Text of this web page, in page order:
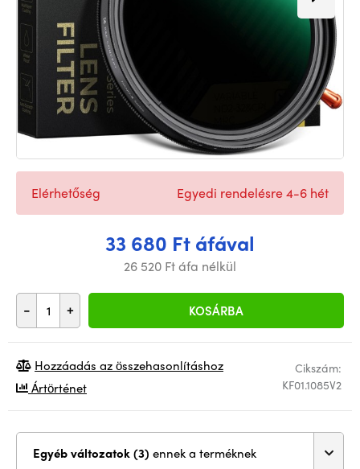
33 680 Ft áfával
26 520 Ft áfa nélkül
- + KOSÁRBA
Elérhetőség Egyedi rendelésre 4-6 hét
Cikszám:
KF01.1085V2
Hozzáadás az összehasonlításhoz
Ártörténet
Egyéb változatok (3) ennek a terméknek